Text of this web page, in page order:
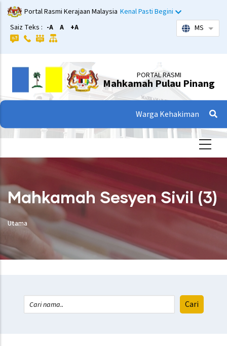
Langkau
ke
kandungan
utama
Portal Rasmi Kerajaan Malaysia Kenal Pasti Begini
Saiz Teks : -A A +A MS
PORTAL RASMI
Mahkamah Pulau Pinang
Warga Kehakiman
Mahkamah Sesyen Sivil (3)
Utama